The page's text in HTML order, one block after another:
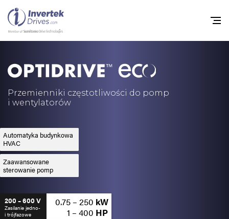
Przemienniki częstotliwości do pomp
i wentylatorów
Automatyka budynkowa
HVAC
Zaawansowane
sterowanie pomp
200 – 600 V
Zasilanie jedno-
i trójfazowe
0.75 – 250 kW
1 – 400 HP
Home
Przemienniki